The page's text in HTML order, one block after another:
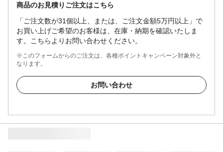
商品のお見積りご注文はこちら
「ご注文数が31個以上、または、ご注文金額5万円以上」で
お買い上げご希望のお客様は、在庫・納期を確認いたしま
す。こちらよりお問い合わせください。
※このフォームからのご注文は、各種ポイントキャンペーン対象外と
なります。
お問い合わせ